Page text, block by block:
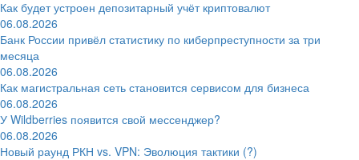
Как будет устроен депозитарный учёт криптовалют
06.08.2026
Банк России привёл статистику по киберпреступности за три
месяца
06.08.2026
Как магистральная сеть становится сервисом для бизнеса
06.08.2026
У Wildberries появится свой мессенджер?
06.08.2026
Новый раунд РКН vs. VPN: Эволюция тактики (?)